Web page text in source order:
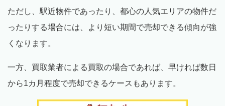
ただし、駅近物件であったり、都心の人気エリアの物件だ
ったりする場合には、より短い期間で売却できる傾向が強
くなります。
一方、買取業者による買取の場合であれば、早ければ数日
から1カ月程度で売却できるケースもあります。